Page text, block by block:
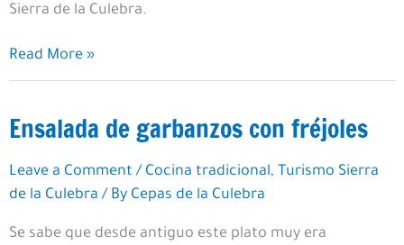
Sierra de la Culebra.
Sopas
de
Read More »
Ensalada de garbanzos con fréjoles
Leave a Comment / Cocina tradicional, Turismo Sierra
de la Culebra / By Cepas de la Culebra
Se sabe que desde antiguo este plato muy era